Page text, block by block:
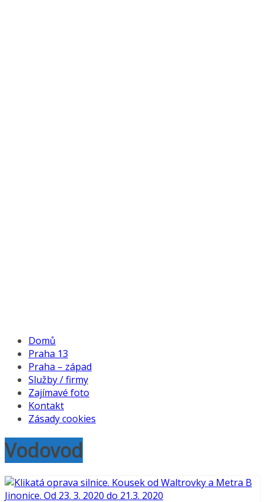
Domů
Praha 13
Praha – západ
Služby / firmy
Zajímavé foto
Kontakt
Zásady cookies
Vodovod